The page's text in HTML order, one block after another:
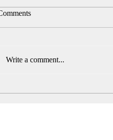
Write a comment...